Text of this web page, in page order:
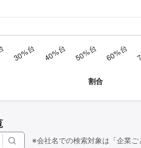
※会社名での検索対象は「企業